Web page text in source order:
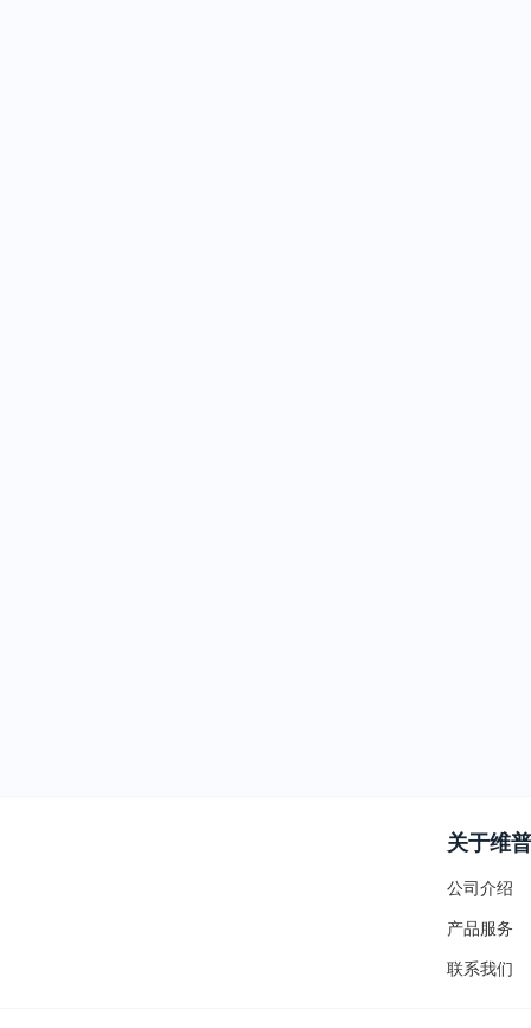
关于维普
公司介绍
产品服务
联系我们